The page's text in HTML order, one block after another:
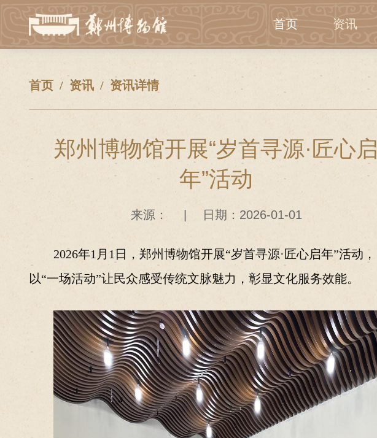
首页 资讯
首页 资讯 资讯详情
郑州博物馆开展“岁首寻源·匠心启
年”活动
来源： 日期：2026-01-01
2026年1月1日，郑州博物馆开展“岁首寻源·匠心启年”活动，
以“一场活动”让民众感受传统文脉魅力，彰显文化服务效能。